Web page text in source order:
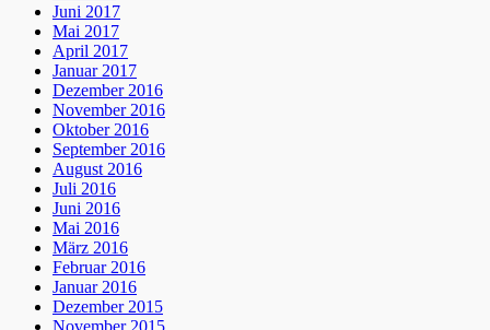
Juni 2017
Mai 2017
April 2017
Januar 2017
Dezember 2016
November 2016
Oktober 2016
September 2016
August 2016
Juli 2016
Juni 2016
Mai 2016
März 2016
Februar 2016
Januar 2016
Dezember 2015
November 2015